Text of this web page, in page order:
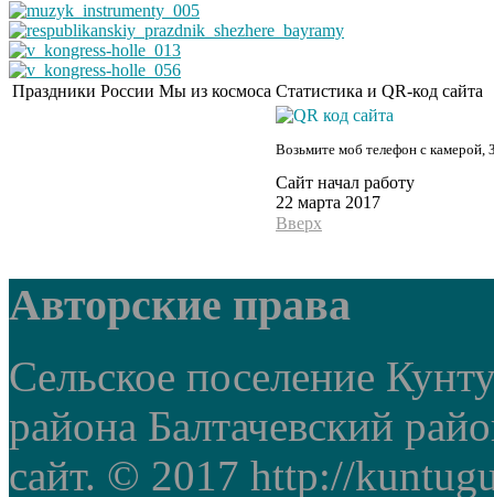
Праздники России Мы из космоса Статистика и QR-код сайта
Возьмите моб телефон с камерой,
Сайт начал работу
22 марта 2017
Вверх
Авторские права
Сельское поселение
района Балтачевский
сайт. © 2017 http://